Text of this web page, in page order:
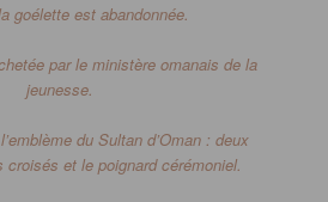
goélette est abandonnée.
par le ministère omanais de la
jeunesse.
du Sultan d’Oman : deux
croisés et le poignard cérémoniel.